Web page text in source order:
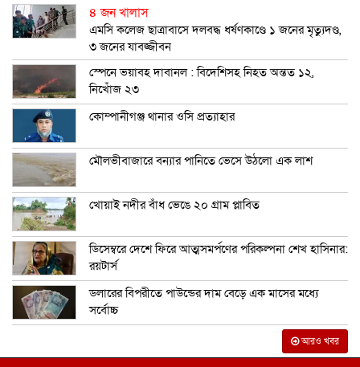
৪ জন খালাস
এমসি কলেজ ছাত্রাবাসে দলবদ্ধ ধর্ষণকাণ্ডে ১ জনের মৃত্যুদণ্ড,
৩ জনের যাবজ্জীবন
স্পেনে ভয়াবহ দাবানল : বিদেশিসহ নিহত অন্তত ১২,
নিখোঁজ ২৩
কোম্পানীগঞ্জ থানার ওসি প্রত্যাহার
মৌলভীবাজারে বন্যার পানিতে ভেসে উঠলো এক লাশ
খোয়াই নদীর বাঁধ ভেঙে ২০ গ্রাম প্লাবিত
ডিসেম্বরে দেশে ফিরে আত্মসমর্পণের পরিকল্পনা শেখ হাসিনার:
রয়টার্স
ডলারের বিপরীতে পাউন্ডের দাম বেড়ে এক মাসের মধ্যে
সর্বোচ্চ
আরও খবর